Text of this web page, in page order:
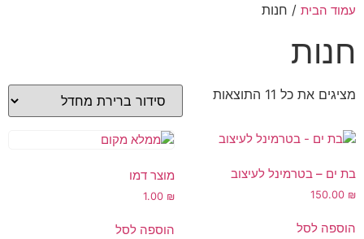
עמוד הבית / חנות
חנות
מציגים את כל ⁦11⁩ התוצאות
בת ים – בטרמינל לעיצוב
150.00 ₪
הוספה לסל
מוצר דמו
1.00 ₪
הוספה לסל